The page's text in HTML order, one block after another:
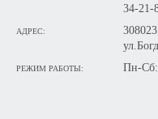
34-21-
АДРЕС:
РЕЖИМ РАБОТЫ: Пн-Сб: